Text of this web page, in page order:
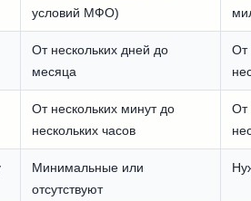
условий МФО)
От нескольких дней до
месяца
От
От нескольких минут до
нескольких часов
От
Минимальные или
отсутствуют